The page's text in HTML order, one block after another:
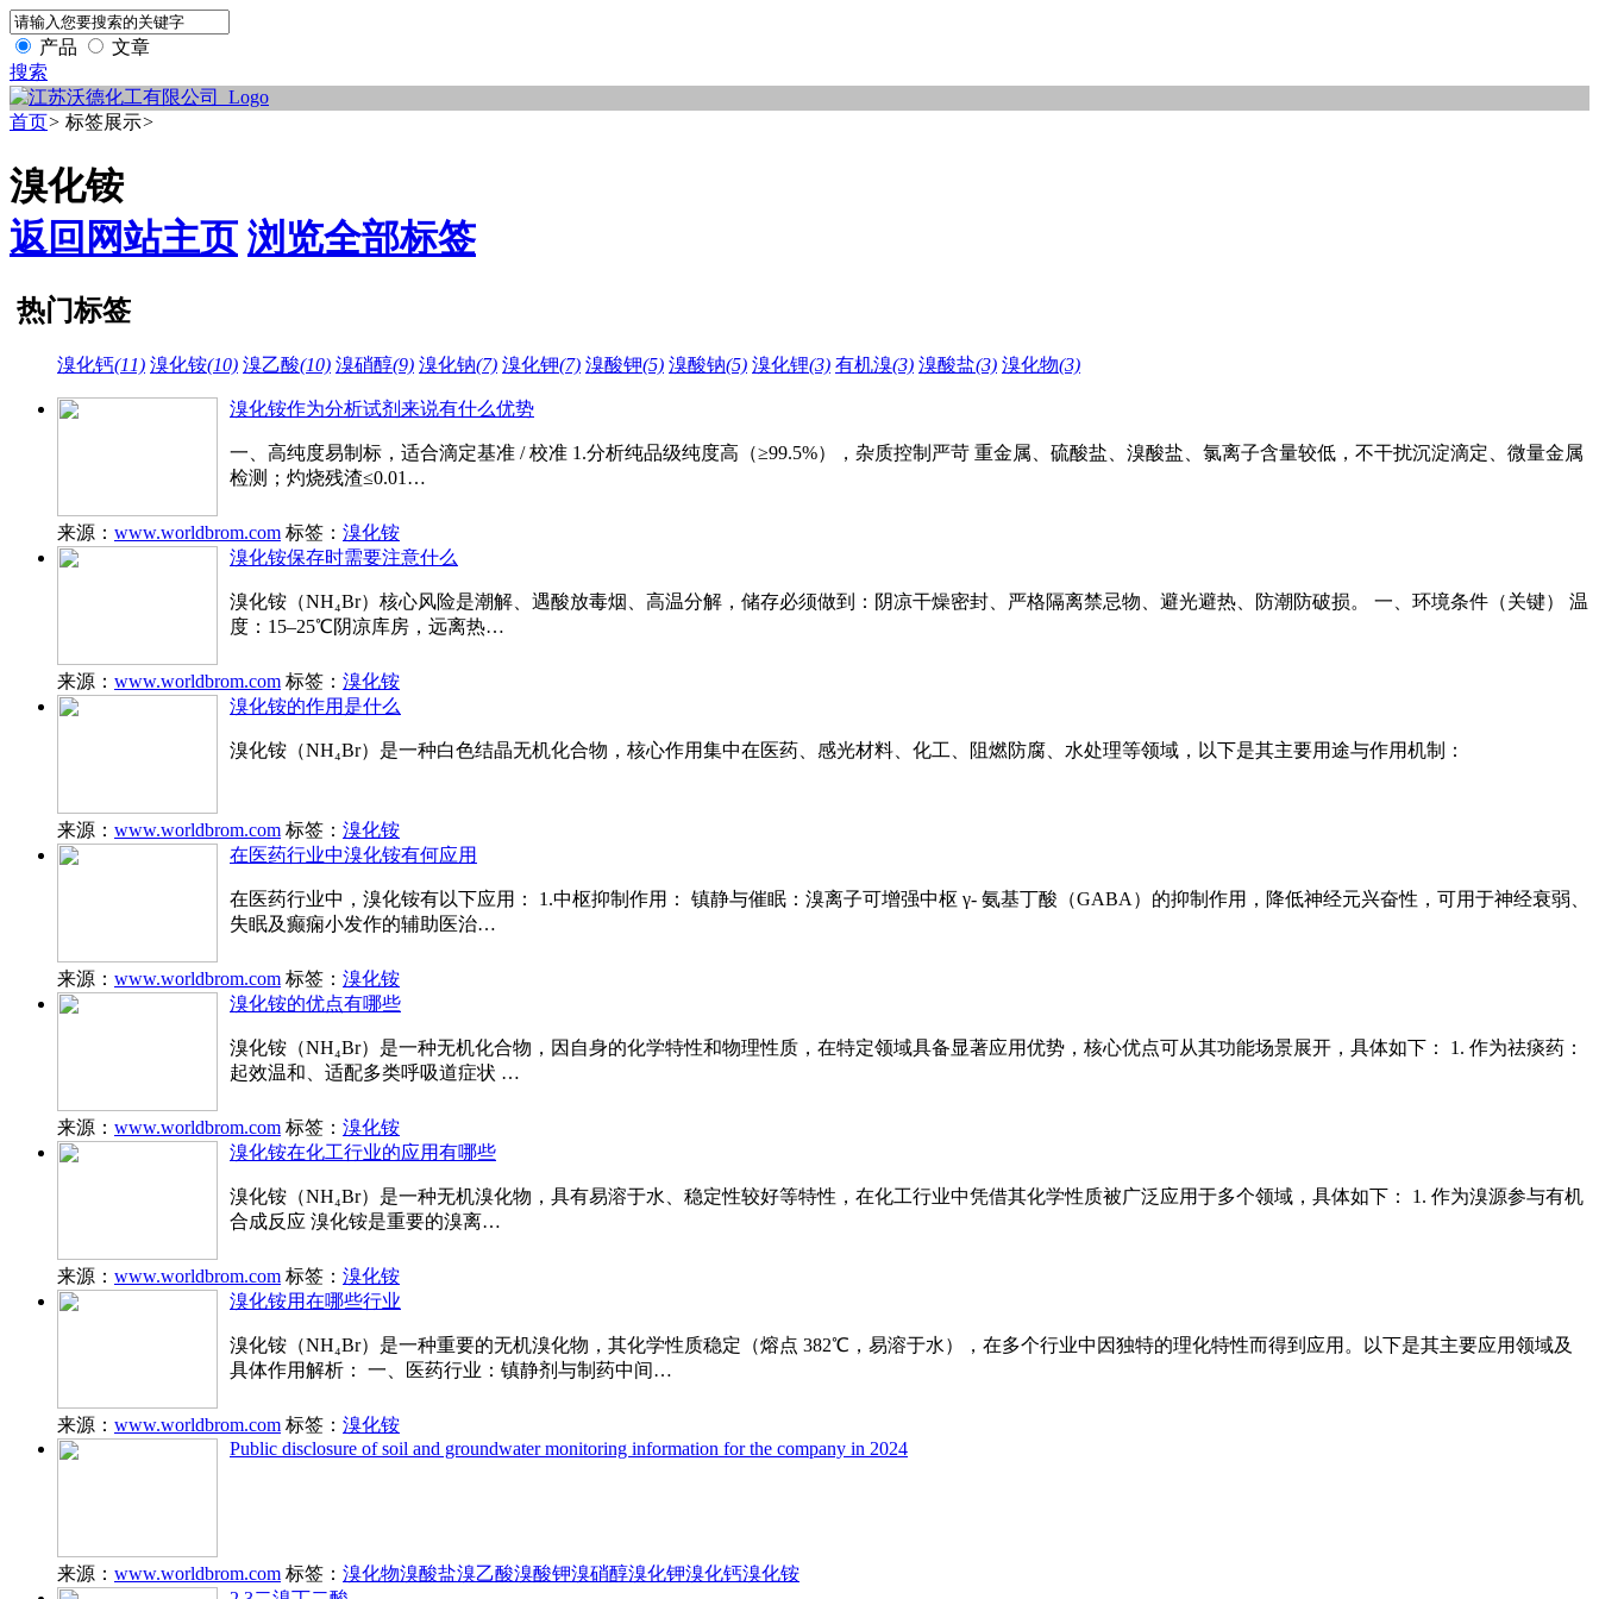
产品
文章
搜索
首页> 标签展示>
溴化铵
返回网站主页 浏览全部标签
热门标签
溴化钙(11) 溴化铵(10) 溴乙酸(10) 溴硝醇(9) 溴化钠(7) 溴化钾(7) 溴酸钾(5) 溴酸钠(5) 溴化锂(3) 有机溴(3) 溴酸盐(3) 溴化物(3)
溴化铵作为分析试剂来说有什么优势
一、高纯度易制标，适合滴定基准 / 校准 1.分析纯品级纯度高（≥99.5%），杂质控制严苛 重金属、硫酸盐、溴酸盐、氯离子含量较低，不干扰沉淀滴定、微量金属
检测；灼烧残渣≤0.01…
来源： www.worldbrom.com 标签： 溴化铵
溴化铵保存时需要注意什么
溴化铵（NH₄Br）核心风险是潮解、遇酸放毒烟、高温分解，储存必须做到：阴凉干燥密封、严格隔离禁忌物、避光避热、防潮防破损。 一、环境条件（关键） 温
度：15–25℃阴凉库房，远离热…
来源： www.worldbrom.com 标签： 溴化铵
溴化铵的作用是什么
溴化铵（NH₄Br）是一种白色结晶无机化合物，核心作用集中在医药、感光材料、化工、阻燃防腐、水处理等领域，以下是其主要用途与作用机制：
来源： www.worldbrom.com 标签： 溴化铵
在医药行业中溴化铵有何应用
在医药行业中，溴化铵有以下应用： 1.中枢抑制作用： 镇静与催眠：溴离子可增强中枢 γ- 氨基丁酸（GABA）的抑制作用，降低神经元兴奋性，可用于神经衰弱、
失眠及癫痫小发作的辅助医治…
来源： www.worldbrom.com 标签： 溴化铵
溴化铵的优点有哪些
溴化铵（NH₄Br）是一种无机化合物，因自身的化学特性和物理性质，在特定领域具备显著应用优势，核心优点可从其功能场景展开，具体如下： 1. 作为祛痰药：
起效温和、适配多类呼吸道症状 …
来源： www.worldbrom.com 标签： 溴化铵
溴化铵在化工行业的应用有哪些
溴化铵（NH₄Br）是一种无机溴化物，具有易溶于水、稳定性较好等特性，在化工行业中凭借其化学性质被广泛应用于多个领域，具体如下： 1. 作为溴源参与有机
合成反应 溴化铵是重要的溴离…
来源： www.worldbrom.com 标签： 溴化铵
溴化铵用在哪些行业
溴化铵（NH₄Br）是一种重要的无机溴化物，其化学性质稳定（熔点 382℃，易溶于水），在多个行业中因独特的理化特性而得到应用。以下是其主要应用领域及
具体作用解析： 一、医药行业：镇静剂与制药中间…
来源： www.worldbrom.com 标签： 溴化铵
Public disclosure of soil and groundwater monitoring information for the company in 2024
来源： www.worldbrom.com 标签： 溴化物溴酸盐溴乙酸溴酸钾溴硝醇溴化钾溴化钙溴化铵